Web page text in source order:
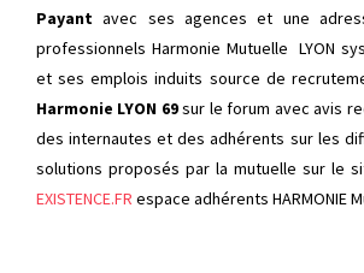
Payantavec ses agences et une
professionnels Harmonie Mutuelle LYON
et ses emplois induits source de
Harmonie LYON 69sur le forum avec avis
des internautes et des adhérents sur les
solutions proposés par la mutuelle sur le
EXISTENCE.FR espace adhérents HARMONIE